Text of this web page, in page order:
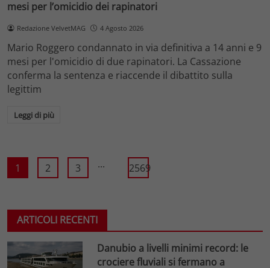
mesi per l’omicidio dei rapinatori
Redazione VelvetMAG 4 Agosto 2026
Mario Roggero condannato in via definitiva a 14 anni e 9
mesi per l'omicidio di due rapinatori. La Cassazione
conferma la sentenza e riaccende il dibattito sulla
legittim
Leggi di più
1 2 3 ... 2569
ARTICOLI RECENTI
Danubio a livelli minimi record: le
crociere fluviali si fermano a